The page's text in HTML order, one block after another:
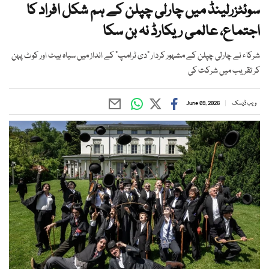
سوئٹزرلینڈ میں چارلی چپلن کے ہم شکل افراد کا
اجتماع، عالمی ریکارڈ نہ بن سکا
شرکاء نے چارلی چپلن کے مشہور کردار "دی ٹرامپ" کے انداز میں سیاہ ہیٹ اور کوٹ پہن
کر تقریب میں شرکت کی
ویب ڈیسک June 09, 2026